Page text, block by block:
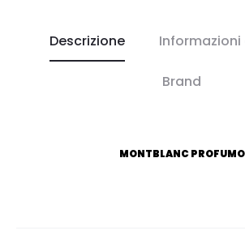
Descrizione
Brand
MONTBLANC PROFUMO